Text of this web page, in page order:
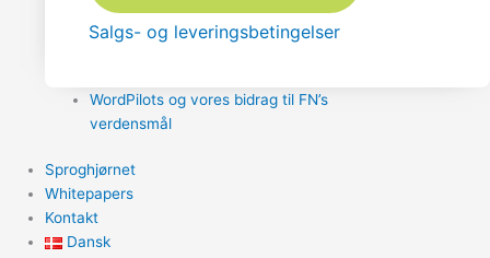
Salgs- og leveringsbetingelser
WordPilots og vores bidrag til FN’s
verdensmål
Sproghjørnet
Whitepapers
Kontakt
Dansk